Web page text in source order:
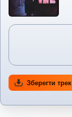
Зберегти трек